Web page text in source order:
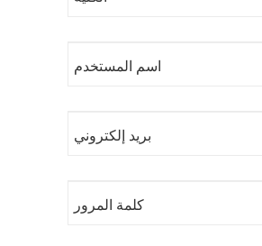
اسم المستخدم
بريد إلكتروني
كلمة المرور